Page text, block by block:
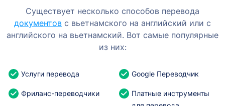
Существует несколько способов перевода
документов с вьетнамского на английский или с
английского на вьетнамский. Вот самые популярные
из них:
Услуги перевода Google Переводчик
Фриланс-переводчики
Платные инструменты